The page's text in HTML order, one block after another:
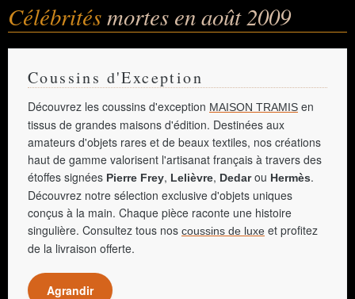
Célébritésmortes en août 2009
Coussins d'Exception
Découvrez les coussins d'exception MAISON TRAMIS en
tissus de grandes maisons d'édition. Destinées aux
amateurs d'objets rares et de beaux textiles, nos créations
haut de gamme valorisent l'artisanat français à travers des
étoffes signées Pierre Frey, Lelièvre, Dedarou Hermès.
Découvrez notre sélection exclusive d'objets uniques
conçus à la main. Chaque pièce raconte une histoire
singulière. Consultez tous nos coussins de luxe et profitez
de la livraison offerte.
Agrandir